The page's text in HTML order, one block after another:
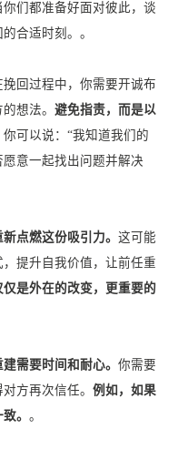
你们都准备好面对彼此，谈
合适时刻。。
挽回过程中，你需要开诚布
想法。 避免指责，而是以
你可以说：“我知道我们的
意一起找出问题并解决
点燃这份吸引力。 这可能
提升自我价值，让前任重
是外在的改变，更重要的
需要时间和耐心。 你需要
方再次信任。 例如，如果
。 。